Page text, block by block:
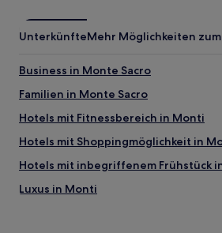
UnterkünfteMehr Möglichkeiten
Business in Monte Sacro
Familien in Monte Sacro
Hotels mit Fitnessbereich in Monti
Hotels mit Shoppingmöglichkeit in
Hotels mit inbegriffenem Frühstück
Luxus in Monti